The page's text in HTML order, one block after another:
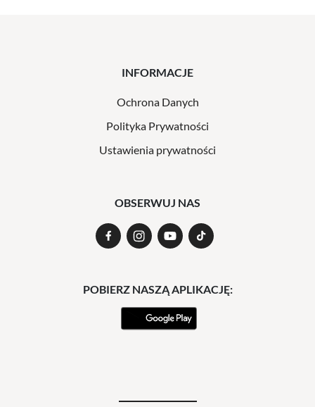
INFORMACJE
Ochrona Danych
Polityka Prywatności
Ustawienia prywatności
OBSERWUJ NAS
POBIERZ NASZĄ APLIKACJĘ: